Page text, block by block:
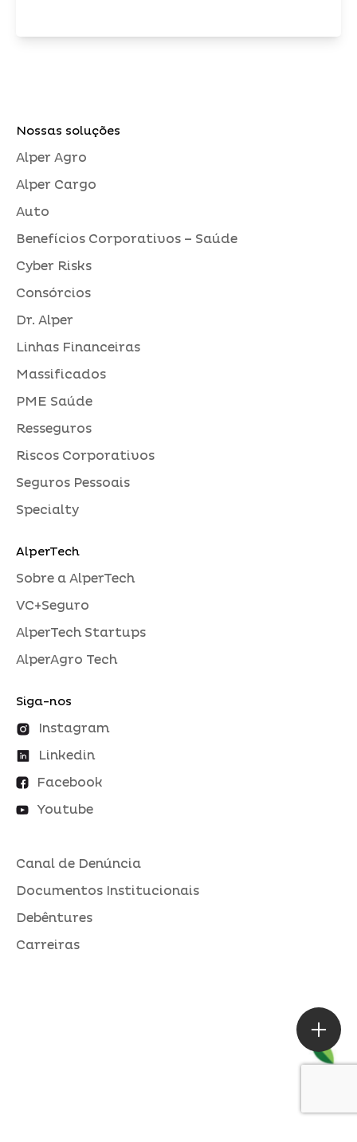
Nossas soluções
Alper Agro
Alper Cargo
Auto
Benefícios Corporativos – Saúde
Cyber Risks
Consórcios
Dr. Alper
Linhas Financeiras
Massificados
PME Saúde
Resseguros
Riscos Corporativos
Seguros Pessoais
Specialty
AlperTech
Sobre a AlperTech
VC+Seguro
AlperTech Startups
AlperAgro Tech
Siga-nos
Instagram
Linkedin
Facebook
Youtube
Canal de Denúncia
Documentos Institucionais
Debêntures
Carreiras